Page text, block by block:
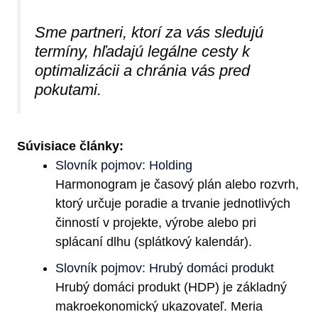
Sme partneri, ktorí za vás sledujú
termíny, hľadajú legálne cesty k
optimalizácii a chránia vás pred
pokutami.
Súvisiace články:
Slovník pojmov: Holding
Harmonogram je časový plán alebo rozvrh,
ktorý určuje poradie a trvanie jednotlivých
činností v projekte, výrobe alebo pri
splácaní dlhu (splátkový kalendár).
Slovník pojmov: Hrubý domáci produkt
Hrubý domáci produkt (HDP) je základný
makroekonomický ukazovateľ. Meria